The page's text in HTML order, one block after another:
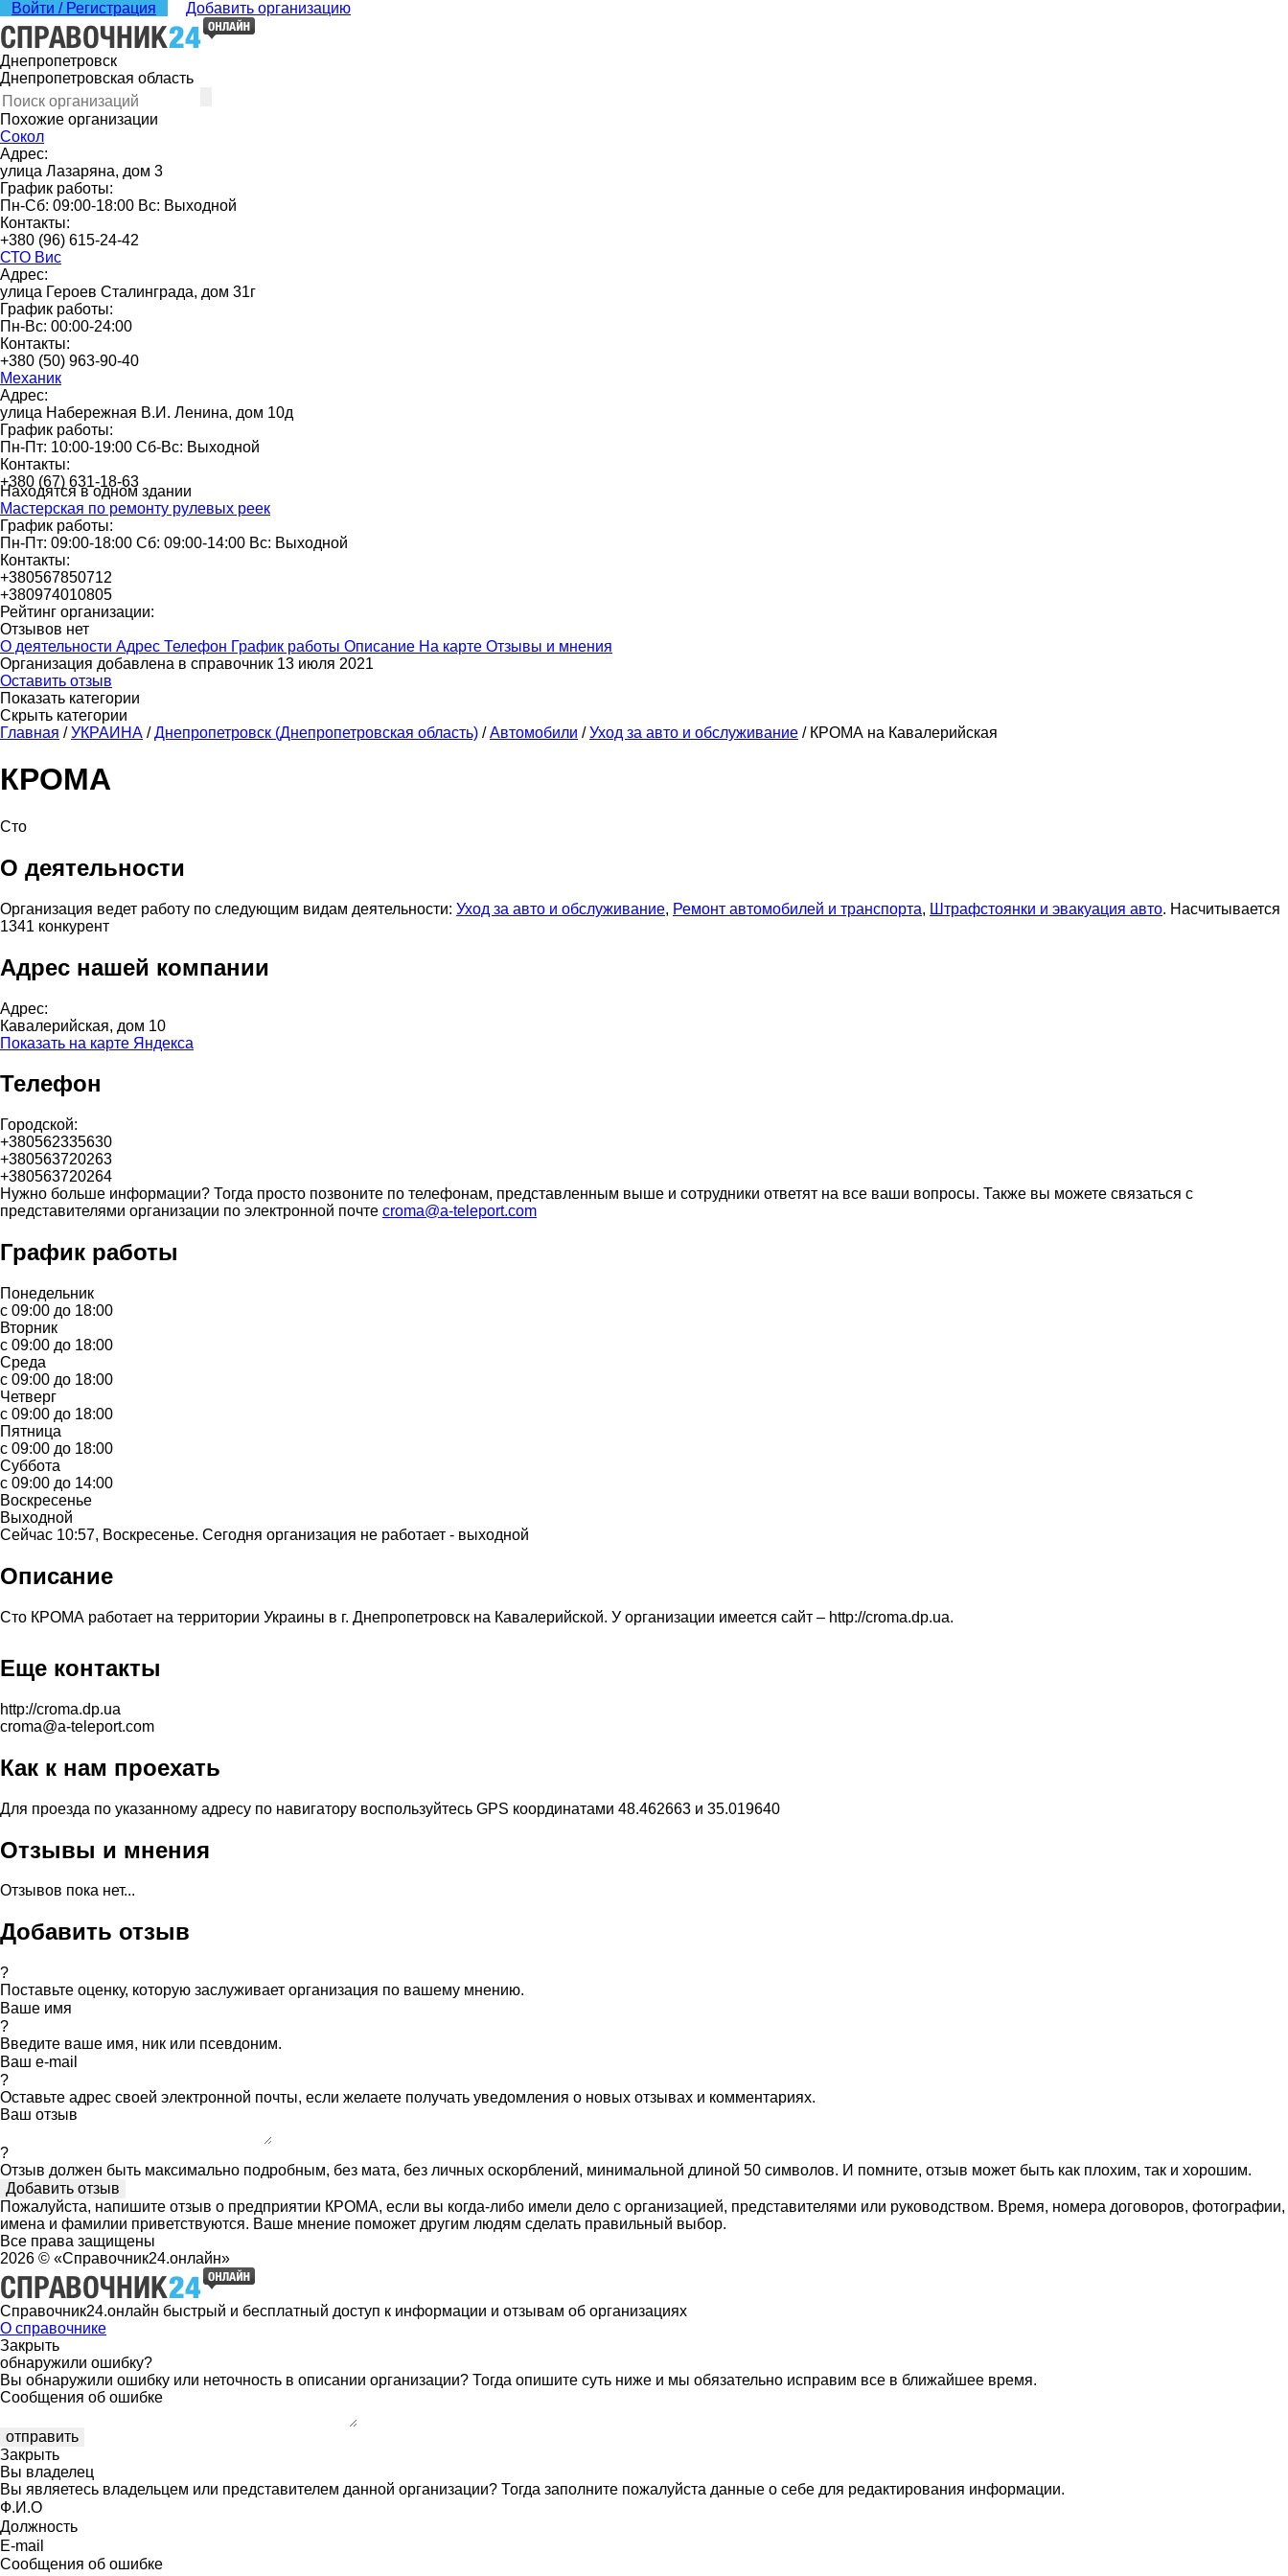
Войти / Регистрация Добавить организацию
Днепропетровск
Днепропетровская область
Похожие организации
Сокол
Адрес:
улица Лазаряна, дом 3
График работы:
Пн-Сб: 09:00-18:00 Вс: Выходной
Контакты:
+380 (96) 615-24-42
СТО Вис
Адрес:
улица Героев Сталинграда, дом 31г
График работы:
Пн-Вс: 00:00-24:00
Контакты:
+380 (50) 963-90-40
Механик
Адрес:
улица Набережная В.И. Ленина, дом 10д
График работы:
Пн-Пт: 10:00-19:00 Сб-Вс: Выходной
Контакты:
+380 (67) 631-18-63
Находятся в одном здании
Мастерская по ремонту рулевых реек
График работы:
Пн-Пт: 09:00-18:00 Сб: 09:00-14:00 Вс: Выходной
Контакты:
+380567850712
+380974010805
Рейтинг организации:
Отзывов нет
О деятельности Адрес Телефон График работы Описание На карте Отзывы и мнения
Организация добавлена в справочник 13 июля 2021
Оставить отзыв
Показать категории
Скрыть категории
Главная / УКРАИНА / Днепропетровск (Днепропетровская область) / Автомобили / Уход за авто и обслуживание / КРОМА на Кавалерийская
КРОМА
Сто
О деятельности
Организация ведет работу по следующим видам деятельности: Уход за авто и обслуживание, Ремонт автомобилей и транспорта, Штрафстоянки и эвакуация авто. Насчитывается
1341 конкурент
Адрес нашей компании
Адрес:
Кавалерийская, дом 10
Показать на карте Яндекса
Телефон
Городской:
+380562335630
+380563720263
+380563720264
Нужно больше информации? Тогда просто позвоните по телефонам, представленным выше и сотрудники ответят на все ваши вопросы. Также вы можете связаться с
представителями организации по электронной почте croma@a-teleport.com
График работы
Понедельник
с 09:00 до 18:00
Вторник
с 09:00 до 18:00
Среда
с 09:00 до 18:00
Четверг
с 09:00 до 18:00
Пятница
с 09:00 до 18:00
Суббота
с 09:00 до 14:00
Воскресенье
Выходной
Сейчас 10:57, Воскресенье. Сегодня организация не работает - выходной
Описание
Сто КРОМА работает на территории Украины в г. Днепропетровск на Кавалерийской. У организации имеется сайт – http://croma.dp.ua.
Еще контакты
http://croma.dp.ua
croma@a-teleport.com
Как к нам проехать
Для проезда по указанному адресу по навигатору воспользуйтесь GPS координатами 48.462663 и 35.019640
Отзывы и мнения
Отзывов пока нет...
Добавить отзыв
?
Поставьте оценку, которую заслуживает организация по вашему мнению.
Ваше имя
?
Введите ваше имя, ник или псевдоним.
Ваш e-mail
?
Оставьте адрес своей электронной почты, если желаете получать уведомления о новых отзывах и комментариях.
Ваш отзыв
?
Отзыв должен быть максимально подробным, без мата, без личных оскорблений, минимальной длиной 50 символов. И помните, отзыв может быть как плохим, так и хорошим.
Пожалуйста, напишите отзыв о предприятии КРОМА, если вы когда-либо имели дело с организацией, представителями или руководством. Время, номера договоров, фотографии,
имена и фамилии приветствуются. Ваше мнение поможет другим людям сделать правильный выбор.
Все права защищены
2026 © «Справочник24.онлайн»
Справочник24.онлайн быстрый и бесплатный доступ к информации и отзывам об организациях
О справочнике
Закрыть
обнаружили ошибку?
Вы обнаружили ошибку или неточность в описании организации? Тогда опишите суть ниже и мы обязательно исправим все в ближайшее время.
Сообщения об ошибке
Закрыть
Вы владелец
Вы являетесь владельцем или представителем данной организации? Тогда заполните пожалуйста данные о себе для редактирования информации.
Ф.И.О
Должность
E-mail
Сообщения об ошибке